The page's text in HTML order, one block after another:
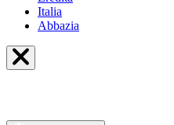
Italia
Abbazia